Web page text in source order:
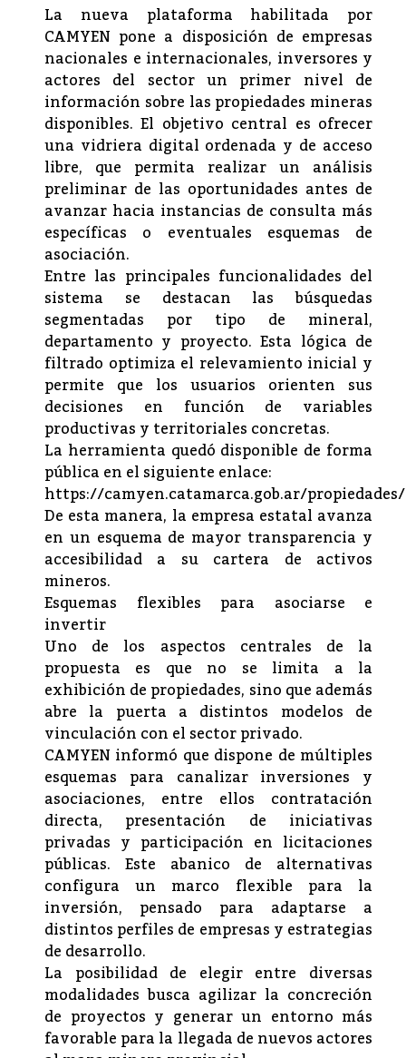
La nueva plataforma habilitada por
CAMYEN pone a disposición de empresas
nacionales e internacionales, inversores y
actores del sector un primer nivel de
información sobre las propiedades mineras
disponibles. El objetivo central es ofrecer
una vidriera digital ordenada y de acceso
libre, que permita realizar un análisis
preliminar de las oportunidades antes de
avanzar hacia instancias de consulta más
específicas o eventuales esquemas de
asociación.
Entre las principales funcionalidades del
sistema se destacan las búsquedas
segmentadas por tipo de mineral,
departamento y proyecto. Esta lógica de
filtrado optimiza el relevamiento inicial y
permite que los usuarios orienten sus
decisiones en función de variables
productivas y territoriales concretas.
La herramienta quedó disponible de forma
pública en el siguiente enlace:
https://camyen.catamarca.gob.ar/propiedades/
De esta manera, la empresa estatal avanza
en un esquema de mayor transparencia y
accesibilidad a su cartera de activos
mineros.
Esquemas flexibles para asociarse e
invertir
Uno de los aspectos centrales de la
propuesta es que no se limita a la
exhibición de propiedades, sino que además
abre la puerta a distintos modelos de
vinculación con el sector privado.
CAMYEN informó que dispone de múltiples
esquemas para canalizar inversiones y
asociaciones, entre ellos contratación
directa, presentación de iniciativas
privadas y participación en licitaciones
públicas. Este abanico de alternativas
configura un marco flexible para la
inversión, pensado para adaptarse a
distintos perfiles de empresas y estrategias
de desarrollo.
La posibilidad de elegir entre diversas
modalidades busca agilizar la concreción
de proyectos y generar un entorno más
favorable para la llegada de nuevos actores